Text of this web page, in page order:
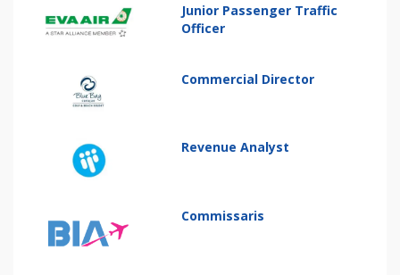
Junior Passenger Traffic
Officer
Commercial Director
Revenue Analyst
Commissaris